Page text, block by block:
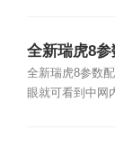
全新瑞虎8
全新瑞虎8参数
眼就可看到中网